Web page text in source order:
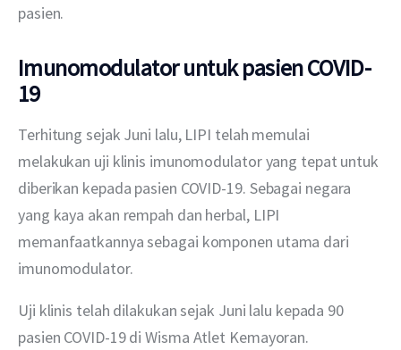
pasien.
Imunomodulator untuk pasien COVID-
19
Terhitung sejak Juni lalu, LIPI telah memulai
melakukan uji klinis imunomodulator yang tepat untuk
diberikan kepada pasien COVID-19. Sebagai negara
yang kaya akan rempah dan herbal, LIPI
memanfaatkannya sebagai komponen utama dari
imunomodulator.
Uji klinis telah dilakukan sejak Juni lalu kepada 90
pasien COVID-19 di Wisma Atlet Kemayoran.